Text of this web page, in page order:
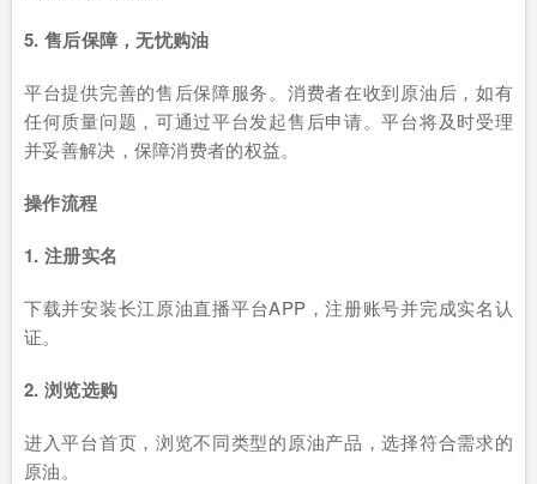
5. 售后保障，无忧购油
平台提供完善的售后保障服务。消费者在收到原油后，如有
任何质量问题，可通过平台发起售后申请。平台将及时受理
并妥善解决，保障消费者的权益。
操作流程
1. 注册实名
下载并安装长江原油直播平台APP，注册账号并完成实名认
证。
2. 浏览选购
进入平台首页，浏览不同类型的原油产品，选择符合需求的
原油。